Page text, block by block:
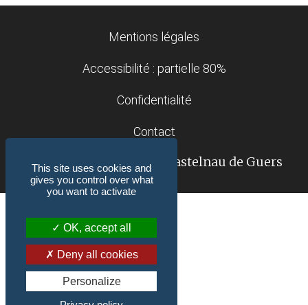
Mentions légales
Accessibilité : partielle 80%
Confidentialité
Contact
© 2018-2026 Mairie de Castelnau de Guers
(34120)
This site uses cookies and
gives you control over what
you want to activate
OK, accept all
Deny all cookies
Personalize